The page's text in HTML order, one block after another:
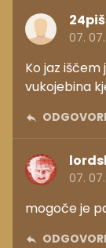
07. 07.
Ko jaz
vukojebina
ODGOVORI
07. 07.
mogoče je
ODGOVORI